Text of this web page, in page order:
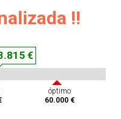
!!
€
óptimo
60.000 €